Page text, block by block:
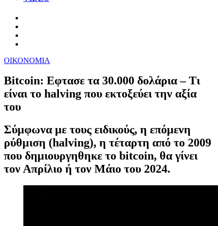
ΟΙΚΟΝΟΜΙΑ
Bitcoin: Εφτασε τα 30.000 δολάρια – Τι
είναι το halving που εκτοξεύει την αξία
του
Σύμφωνα με τους ειδικούς, η επόμενη
ρύθμιση (halving), η τέταρτη από το 2009
που δημιουργηθηκε το bitcoin, θα γίνει
τον Απρίλιο ή τον Μάιο του 2024.